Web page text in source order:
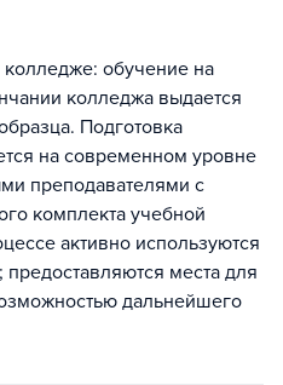
обучение на
колледжа выдается
Подготовка
на современном уровне
преподавателями с
комплекта учебной
активно используются
места для
дальнейшего